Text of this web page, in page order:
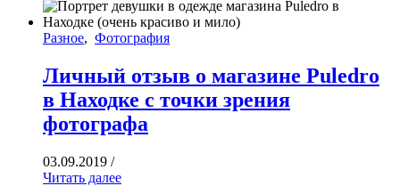
Разное, Фотография
Личный отзыв о магазине Puledro
в Находке с точки зрения
фотографа
03.09.2019 /
Читать далее